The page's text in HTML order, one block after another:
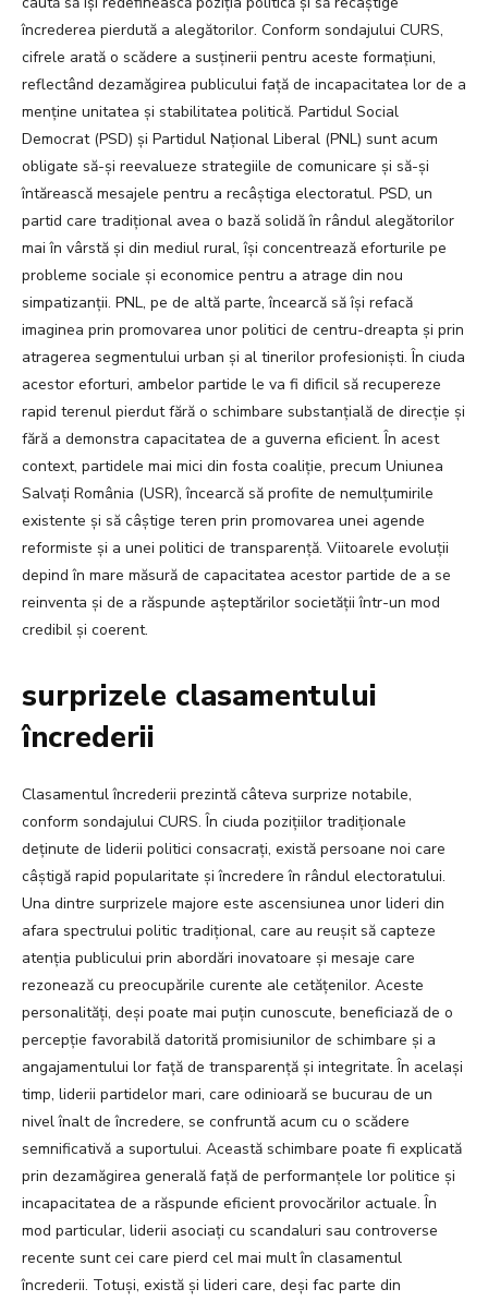
încrederea pierdută a alegătorilor. Conform sondajului CURS,
cifrele arată o scădere a susținerii pentru aceste formațiuni,
reflectând dezamăgirea publicului față de incapacitatea lor de a
menține unitatea și stabilitatea politică. Partidul Social
Democrat (PSD) și Partidul Național Liberal (PNL) sunt acum
obligate să-și reevalueze strategiile de comunicare și să-și
întărească mesajele pentru a recâștiga electoratul. PSD, un
partid care tradițional avea o bază solidă în rândul alegătorilor
mai în vârstă și din mediul rural, își concentrează eforturile pe
probleme sociale și economice pentru a atrage din nou
simpatizanții. PNL, pe de altă parte, încearcă să își refacă
imaginea prin promovarea unor politici de centru-dreapta și prin
atragerea segmentului urban și al tinerilor profesioniști. În ciuda
acestor eforturi, ambelor partide le va fi dificil să recupereze
rapid terenul pierdut fără o schimbare substanțială de direcție și
fără a demonstra capacitatea de a guverna eficient. În acest
context, partidele mai mici din fosta coaliție, precum Uniunea
Salvați România (USR), încearcă să profite de nemulțumirile
existente și să câștige teren prin promovarea unei agende
reformiste și a unei politici de transparență. Viitoarele evoluții
depind în mare măsură de capacitatea acestor partide de a se
reinventa și de a răspunde așteptărilor societății într-un mod
credibil și coerent.
surprizele clasamentului
încrederii
Clasamentul încrederii prezintă câteva surprize notabile,
conform sondajului CURS. În ciuda pozițiilor tradiționale
deținute de liderii politici consacrați, există persoane noi care
câștigă rapid popularitate și încredere în rândul electoratului.
Una dintre surprizele majore este ascensiunea unor lideri din
afara spectrului politic tradițional, care au reușit să capteze
atenția publicului prin abordări inovatoare și mesaje care
rezonează cu preocupările curente ale cetățenilor. Aceste
personalități, deși poate mai puțin cunoscute, beneficiază de o
percepție favorabilă datorită promisiunilor de schimbare și a
angajamentului lor față de transparență și integritate. În același
timp, liderii partidelor mari, care odinioară se bucurau de un
nivel înalt de încredere, se confruntă acum cu o scădere
semnificativă a suportului. Această schimbare poate fi explicată
prin dezamăgirea generală față de performanțele lor politice și
incapacitatea de a răspunde eficient provocărilor actuale. În
mod particular, liderii asociați cu scandaluri sau controverse
recente sunt cei care pierd cel mai mult în clasamentul
încrederii. Totuși, există și lideri care, deși fac parte din